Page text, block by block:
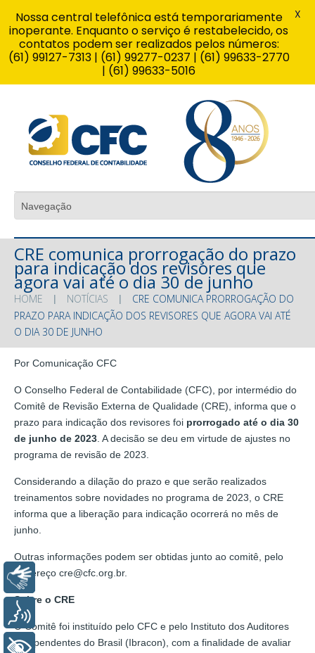
CRE comunica prorrogação do prazo
para indicação dos revisores que
agora vai até o dia 30 de junho
HOME NOTÍCIAS
CRE COMUNICA PRORROGAÇÃO DO
PRAZO PARA INDICAÇÃO DOS REVISORES QUE AGORA VAI ATÉ
O DIA 30 DE JUNHO
Por Comunicação CFC
O Conselho Federal de Contabilidade (CFC), por intermédio do
Comitê de Revisão Externa de Qualidade (CRE), informa que o
prazo para indicação dos revisores foi prorrogado até o dia 30
de junho de 2023 . A decisão se deu em virtude de ajustes no
programa de revisão de 2023.
Considerando a dilação do prazo e que serão realizados
treinamentos sobre novidades no programa de 2023, o CRE
informa que a liberação para indicação ocorrerá no mês de
junho.
Outras informações podem ser obtidas junto ao comitê, pelo
endereço cre@cfc.org.br.
Sobre o CRE
O Comitê foi instituído pelo CFC e pelo Instituto dos Auditores
Independentes do Brasil (Ibracon), com a finalidade de avaliar
Nossa central telefônica está temporariamente
inoperante. Enquanto o serviço é restabelecido, os
contatos podem ser realizados pelos números:
(61) 99127-7313 | (61) 99277-0237 | (61) 99633-2770
| (61) 99633-5016
X
Libras
+ Acessibilidade